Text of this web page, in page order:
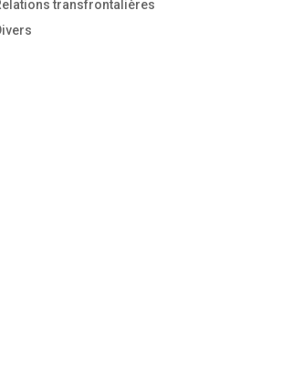
transfrontalières